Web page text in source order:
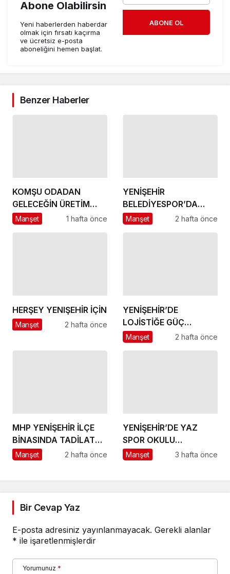
Abone Olabilirsin
Yeni haberlerden haberdar
olmak için fırsatı kaçırma
ve ücretsiz e-posta
aboneliğini hemen başlat.
ABONE OL
Benzer Haberler
KOMŞU ODADAN
GELECEĞİN ÜRETİM
ÜSSÜ YESAN’A
Manşet 1 hafta önce
YENİŞEHİR
BELEDİYESPOR’DA
GÜÇLÜ YÖNETİM,
Manşet 2 hafta önce
HERŞEY YENIŞEHİR İÇİN
Manşet 2 hafta önce
YENİŞEHİR’DE
LOJİSTİĞE GÜÇ
KATACAK ADIM
Manşet 2 hafta önce
MHP YENİŞEHİR İLÇE
BİNASINDA TADİLAT
BAŞLADI
Manşet 2 hafta önce
YENİŞEHİR’DE YAZ
SPOR OKULU
HEYECANI BAŞLADI
Manşet 3 hafta önce
Bir Cevap Yaz
E-posta adresiniz yayınlanmayacak. Gerekli alanlar
* ile işaretlenmişlerdir
Yorumunuz *